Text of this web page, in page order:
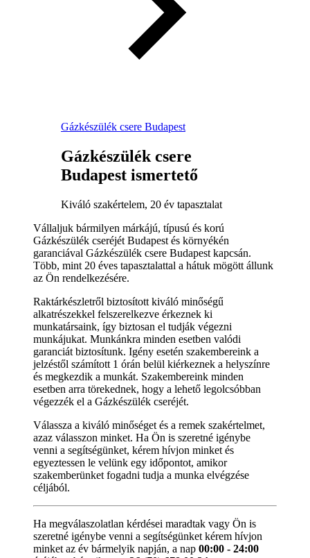
Gázkészülék csere Budapest
Gázkészülék csere
Budapest ismertető
Kiváló szakértelem, 20 év tapasztalat
Vállaljuk bármilyen márkájú, típusú és korú
Gázkészülék cseréjét Budapest és környékén
garanciával Gázkészülék csere Budapest kapcsán.
Több, mint 20 éves tapasztalattal a hátuk mögött állunk
az Ön rendelkezésére.
Raktárkészletről biztosított kiváló minőségű
alkatrészekkel felszerelkezve érkeznek ki
munkatársaink, így biztosan el tudják végezni
munkájukat. Munkánkra minden esetben valódi
garanciát biztosítunk. Igény esetén szakembereink a
jelzéstől számított 1 órán belül kiérkeznek a helyszínre
és megkezdik a munkát. Szakembereink minden
esetben arra törekednek, hogy a lehető legolcsóbban
végezzék el a Gázkészülék cseréjét.
Válassza a kiváló minőséget és a remek szakértelmet,
azaz válasszon minket. Ha Ön is szeretné igénybe
venni a segítségünket, kérem hívjon minket és
egyeztessen le velünk egy időpontot, amikor
szakemberünket fogadni tudja a munka elvégzése
céljából.
Ha megválaszolatlan kérdései maradtak vagy Ön is
szeretné igénybe venni a segítségünket kérem hívjon
minket az év bármelyik napján, a nap 00:00 - 24:00